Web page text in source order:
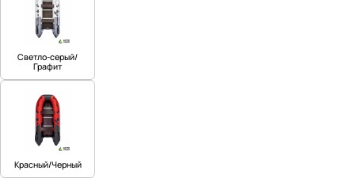
Светло-серый/
Графит
Красный/Черный